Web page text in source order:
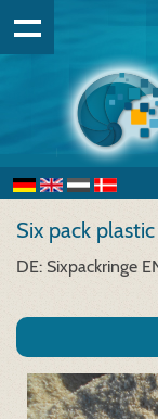
Six pack plastic
DE: Sixpackringe